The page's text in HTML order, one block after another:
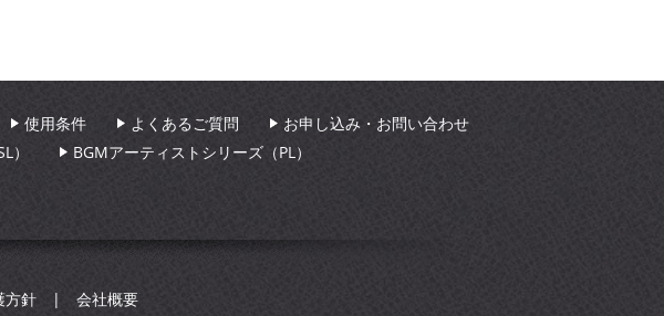
使用条件 よくあるご質問
お申し込み・お問い合わせ
） BGMアーティストシリーズ（PL）
方針 会社概要